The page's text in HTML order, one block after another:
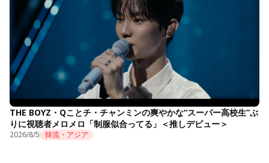
THE BOYZ・Qことチ・チャンミンの爽やかな“スーパー高校生”ぶ
りに視聴者メロメロ「制服似合ってる」＜推しデビュー＞
2026/8/5 韓流・アジア